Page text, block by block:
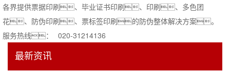
各界提供票据印刷、毕业证书印刷、印刷、多色团
花、防伪印刷、票标签印刷的防伪整体解决方案。
服务热线：
020-31214136
最新资讯